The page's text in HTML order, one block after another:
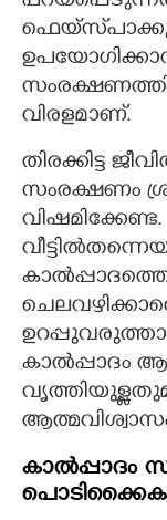
CONTACT US
വിരളമാണ്.
തിരക്കിട്ട
സംരക്ഷണം
കാൽപ്പാദം
കാൽപ്പാദം